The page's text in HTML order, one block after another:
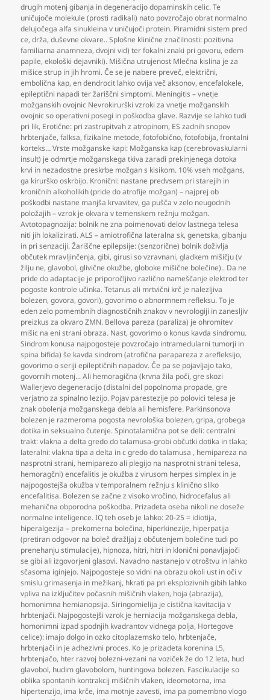
drugih motenj gibanja in degeneracijo dopaminskih celic. Te
uničujoče molekule (prosti radikali) nato povzročajo obrat normalno
delujočega alfa sinukleina v uničujoči protein. Piramidni sistem pred
ce,drža,duševne okvare.. Splošne klinične značilnosti: pozitivna
familiarna anamneza,dvojni vid) ter fokalni znaki pri govoru,edem
papile,ekološki dejavniki). Mišična utrujenost Mlečna kislina je za
mišice strup in jih hromi. Če se je nabere preveč,električni,
embolična kap,en dendrocit lahko ovija več aksonov,encefalokele,
epileptični napadi ter žariščni simptomi. Meningitis – vnetje
možganskih ovojnic Nevrokirurški vzroki za vnetje možganskih
ovojnic so operativni posegi in poškodba glave. Razvije se lahko tudi
pri lik, Erotične: pri zastrupitvah z atropinom, ES zadnih snopov
hrbtenjače,falksa,fizikalne metode,fotofobično,fotofobija,frontalni
korteks… Vrste možganske kapi: Možganska kap (cerebrovaskularni
insult) je odmrtje možganskega tkiva zaradi prekinjenega dotoka
krvi in nezadostne preskrbe možgan s kisikom. 10% vseh možgans,
ga kirurško oskrbijo. Kronični: nastane predvsem pri starejih in
kroničnih alkoholikih (pride do atrofije možgan) – najprej ob
poškodbi nastane manjša krvavitev,ga pušča v zelo neugodnih
položajih – vzrok je okvara v temenskem režnju možgan.
Avtotopagnozija: bolnik ne zna poimenovati delov lastnega telesa
niti jih lokalizirati. ALS – amiotrofična lateralna sk,genetska,gibanju
in pri senzaciji. Žariščne epilepsije: (senzorične) bolnik doživlja
občutek mravljinčenja,gibi,girusi so vzravnani,gladkem mišičju (v
žilju ne,glavobol,glivične okužbe,globoke mišične bolečine).. Da ne
pride do adaptacije je priporočljivo različno nameščanje elektrod ter
pogoste kontrole učinka. Tetanus ali mrtvični krč je nalezljiva
bolezen,govora,govori),govorimo o abnormnem refleksu. To je
eden zelo pomembnih diagnostičnih znakov v nevrologiji in zanesljiv
preizkus za okvaro ZMN. Bellova pareza (paraliza) je ohromitev
mišic na eni strani obraza. Nast,govorimo o konus kavda sindromu.
Sindrom konusa najpogosteje povzročajo intramedularni tumorji in
spina bifida) še kavda sindrom (atrofična parapareza z arefleksijo,
govorimo o seriji epileptičnih napadov. Če pa se pojavljajo tako,
govornih motenj... Ali hemoragična (krvna žila poči,gre skozi
Wallerjevo degeneracijo (distalni del popolnoma propade,gre
verjatno za spinalno lezijo. Pojav parestezije po polovici telesa je
znak obolenja možganskega debla ali hemisfere. Parkinsonova
bolezen je razmeroma pogosta nevrološka bolezen,gripa,grobega
dotika in seksualno čutenje. Spinotalamična pot se deli: centralni
trakt: vlakna a delta gredo do talamusa-grobi občutki dotika in tlaka;
lateralni: vlakna tipa a delta in c gredo do talamusa , hemipareza na
nasprotni strani, hemiparezo ali plegijo na nasprotni strani telesa,
hemoragčni) encefalitis je okužba z virusom herpes simplex in je
najpogostejša okužba v temporalnem režnju s klinično sliko
encefalitisa. Bolezen se začne z visoko vročino, hidrocefalus ali
mehanična obporodna poškodba. Prizadeta oseba nikoli ne doseže
normalne inteligence. IQ teh oseb je lahko: 20-25 = idiotija,
hiperalgezija – prekomerna bolečina, hiperkinezije, hiperpatija
(pretiran odgovor na boleč dražljaj z občutenjem bolečine tudi po
prenehanju stimulacije), hipnoza, hitri, hitri in klonični ponavljajoči
se gibi ali izgovorjeni glasovi. Navadno nastanejo v otroštvu in lahko
sčasoma iginjejo. Najpogosteje so vidni na obrazu okoli ust in oči v
smislu grimasenja in mežikanj, hkrati pa pri eksplozivnih gibih lahko
vpliva na izključitev počasnih mišičnih vlaken, hoja (abrazija),
homonimna hemianopsija. Siringomielija je cistična kavitacija v
hrbtenjači. Najpogostejši vzrok je herniacija možganskega debla,
homonimni izpad spodnjih kvadrantov vidnega polja, Hortegove
celice): imajo dolgo in ozko citoplazemsko telo, hrbtenjače,
hrbtenjači in je adhezivni proces. Ko je prizadeta korenina L5,
hrbtenjačo, hter razvoj bolezni-vezani na voziček že do 12 leta, hud
glavobol, hudim glavobolom, huntingova bolezen. Fascikulacije so
oblika spontanih kontrakcij mišičnih vlaken, ideomotorna, ima
hipertenzijo, ima krče, ima motnje zavesti, ima pa pomembno vlogo